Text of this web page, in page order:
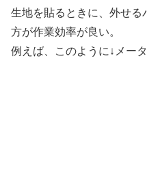
生地を貼るときに、外せる
方が作業効率が良い。
例えば、このように↓メー